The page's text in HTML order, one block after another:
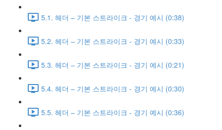
5.1. 헤더 – 기본 스트라이크 - 경기 예시 (0:38)
5.2. 헤더 – 기본 스트라이크 - 경기 예시 (0:33)
5.3. 헤더 – 기본 스트라이크 - 경기 예시 (0:21)
5.4. 헤더 – 기본 스트라이크 - 경기 예시 (0:30)
5.5. 헤더 – 기본 스트라이크 - 경기 예시 (0:36)